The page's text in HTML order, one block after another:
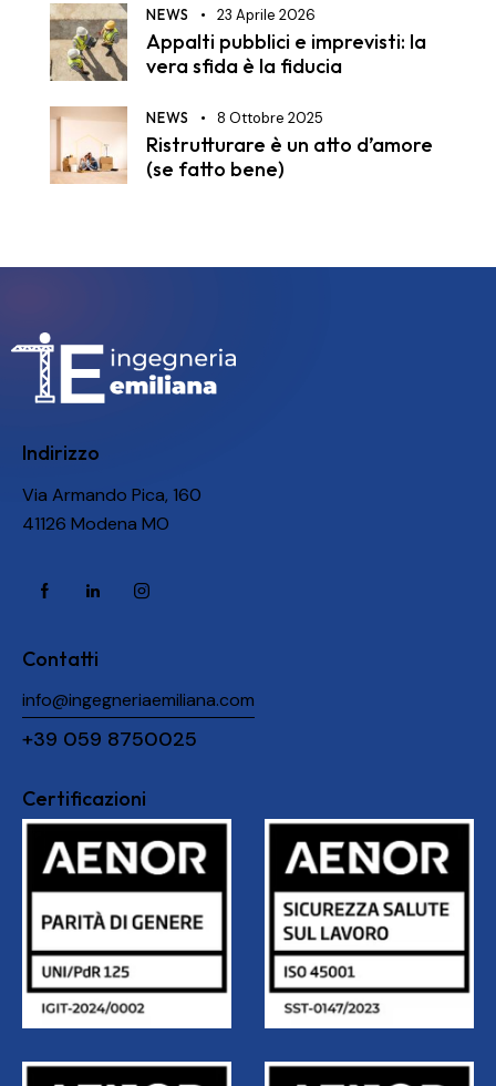
NEWS 23 Aprile 2026
Appalti pubblici e imprevisti: la
vera sfida è la fiducia
NEWS 8 Ottobre 2025
Ristrutturare è un atto d’amore
(se fatto bene)
Indirizzo
Via Armando Pica, 160
41126 Modena MO
Contatti
info@ingegneriaemiliana.com
+39 059 8750025
Certificazioni